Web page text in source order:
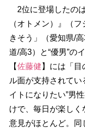
2位に登場したの
（オトメン）』（
きそう」（愛知県/
道/高3）と“優男”の
【佐藤健 】には「
ル面が支持されてい
イトになりたい”男
けで、毎日が楽しく
意見がほとんど。同